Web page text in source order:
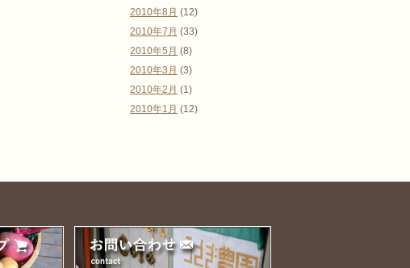
2010年8月 (12)
2010年7月 (33)
2010年5月 (8)
2010年3月 (3)
2010年2月 (1)
2010年1月 (12)